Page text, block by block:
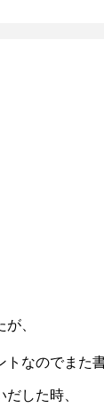
、
なのでまた
した時、